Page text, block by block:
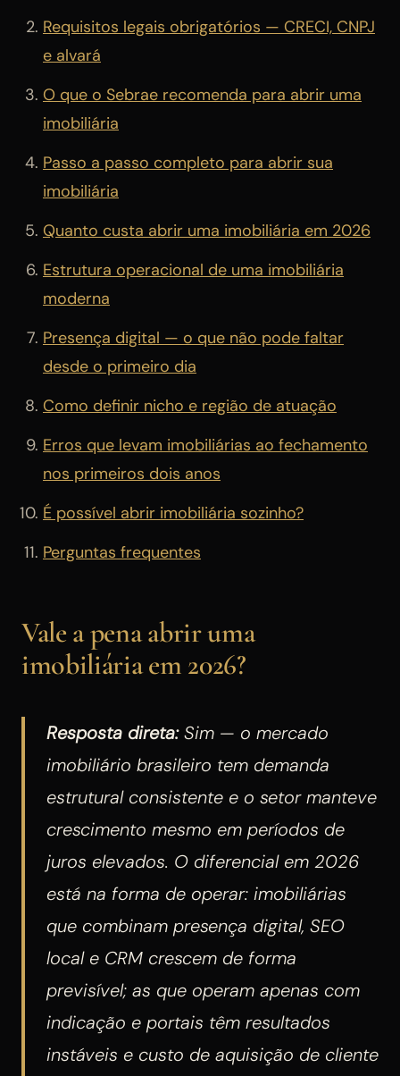
Requisitos legais obrigatórios — CRECI, CNPJ
e alvará
O que o Sebrae recomenda para abrir uma
imobiliária
Passo a passo completo para abrir sua
imobiliária
Quanto custa abrir uma imobiliária em 2026
Estrutura operacional de uma imobiliária
moderna
Presença digital — o que não pode faltar
desde o primeiro dia
Como definir nicho e região de atuação
Erros que levam imobiliárias ao fechamento
nos primeiros dois anos
É possível abrir imobiliária sozinho?
Perguntas frequentes
Vale a pena abrir uma
imobiliária em 2026?
Resposta direta:Sim — o mercado
imobiliário brasileiro tem demanda
estrutural consistente e o setor manteve
crescimento mesmo em períodos de
juros elevados. O diferencial em 2026
está na forma de operar: imobiliárias
que combinam presença digital, SEO
local e CRM crescem de forma
previsível; as que operam apenas com
indicação e portais têm resultados
instáveis e custo de aquisição de cliente